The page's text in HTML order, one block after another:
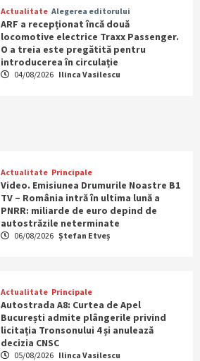
Actualitate Alegerea editorului
ARF a recepționat încă două
locomotive electrice Traxx Passenger.
O a treia este pregătită pentru
introducerea în circulație
04/08/2026 Ilinca Vasilescu
Actualitate Principale
Video. Emisiunea Drumurile Noastre B1
TV – România intră în ultima lună a
PNRR: miliarde de euro depind de
autostrăzile neterminate
06/08/2026 Ștefan Etveș
Actualitate Principale
Autostrada A8: Curtea de Apel
București admite plângerile privind
licitația Tronsonului 4 și anulează
decizia CNSC
05/08/2026 Ilinca Vasilescu